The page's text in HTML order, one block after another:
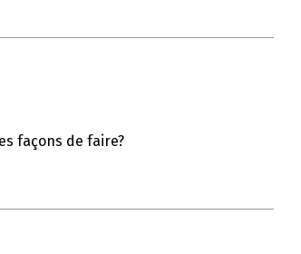
façons de faire?